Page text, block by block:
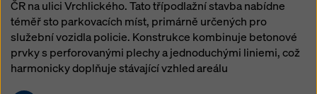
ČR na ulici Vrchlického. Tato třípodlažní stavba nabídne
téměř sto parkovacích míst, primárně určených pro
služební vozidla policie. Konstrukce kombinuje betonové
prvky s perforovanými plechy a jednoduchými liniemi, což
harmonicky doplňuje stávající vzhled areálu